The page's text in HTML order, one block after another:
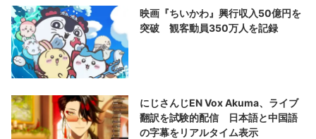
映画『ちいかわ』興行収入50億円を
突破 観客動員350万人を記録
にじさんじEN Vox Akuma、ライブ
翻訳を試験的配信 日本語と中国語
の字幕をリアルタイム表示